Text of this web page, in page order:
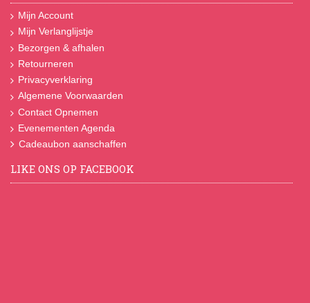
Mijn Account
Mijn Verlanglijstje
Bezorgen & afhalen
Retourneren
Privacyverklaring
Algemene Voorwaarden
Contact Opnemen
Evenementen Agenda
Cadeaubon aanschaffen
LIKE ONS OP FACEBOOK